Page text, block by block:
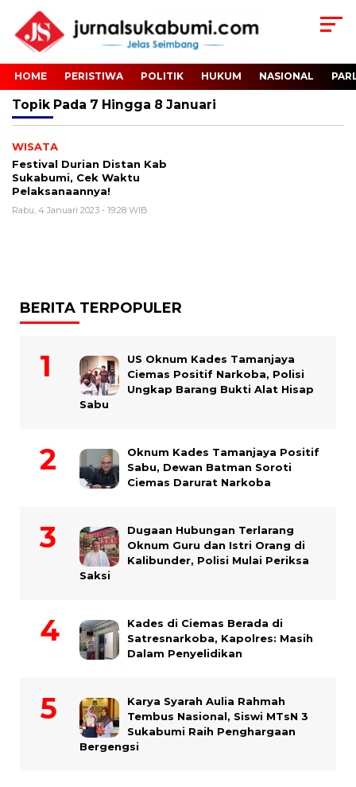
HOME PERISTIWA POLITIK HUKUM NASIONAL
Topik Pada 7 Hingga 8 Januari
WISATA
Festival Durian Distan Kab
Sukabumi, Cek Waktu
Pelaksanaannya!
Rabu, 4 Januari 2023 - 19:28 WIB
BERITA TERPOPULER
US Oknum Kades Tamanjaya
Ciemas Positif Narkoba, Polisi
Ungkap Barang Bukti Alat Hisap
Sabu
Oknum Kades Tamanjaya Positif
Sabu, Dewan Batman Soroti
Ciemas Darurat Narkoba
Dugaan Hubungan Terlarang
Oknum Guru dan Istri Orang di
Kalibunder, Polisi Mulai Periksa
Saksi
Kades di Ciemas Berada di
Satresnarkoba, Kapolres: Masih
Dalam Penyelidikan
Karya Syarah Aulia Rahmah
Tembus Nasional, Siswi MTsN 3
Sukabumi Raih Penghargaan
Bergengsi